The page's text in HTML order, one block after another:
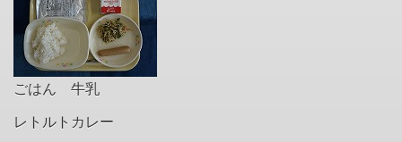
ごはん 牛乳
レトルトカレー